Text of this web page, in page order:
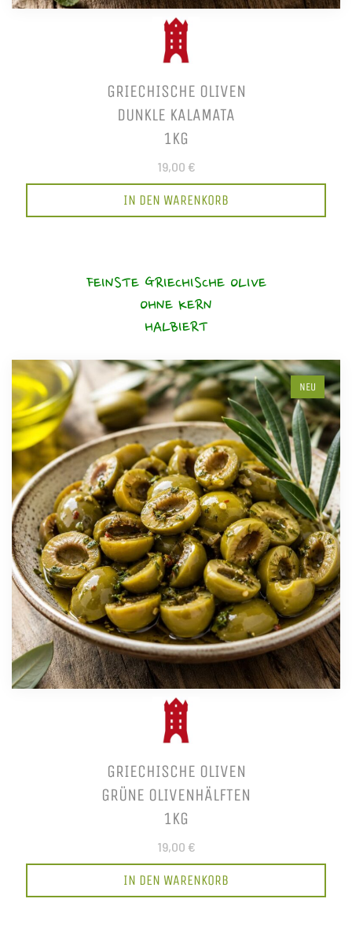
GRIECHISCHE OLIVEN
DUNKLE KALAMATA
1KG
19,00 €
IN DEN WARENKORB
FEINSTE GRIECHISCHE OLIVE
OHNE KERN
HALBIERT
NEU
GRIECHISCHE OLIVEN
GRÜNE OLIVENHÄLFTEN
1KG
19,00 €
IN DEN WARENKORB